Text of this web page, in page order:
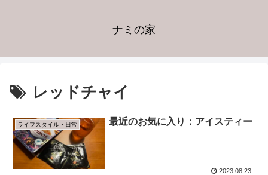
ナミの家
レッドチャイ
ライフスタイル・日常 最近のお気に入り：アイスティー
2023.08.23